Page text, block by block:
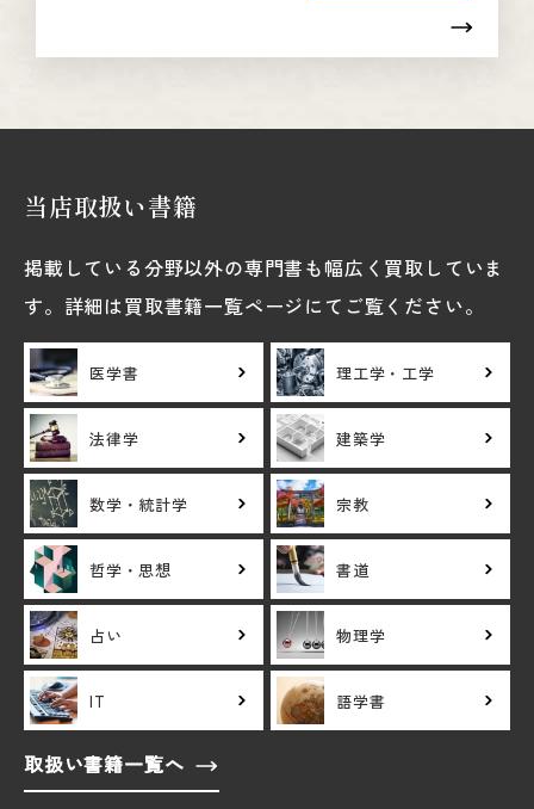
当店取扱い書籍
掲載している分野以外の専門書も幅広く買取していま
す。詳細は買取書籍一覧ページにてご覧ください。
医学書 理工学・工学
法律学 建築学
数学・統計学 宗教
哲学・思想 書道
占い 物理学
IT 語学書
取扱い書籍一覧へ